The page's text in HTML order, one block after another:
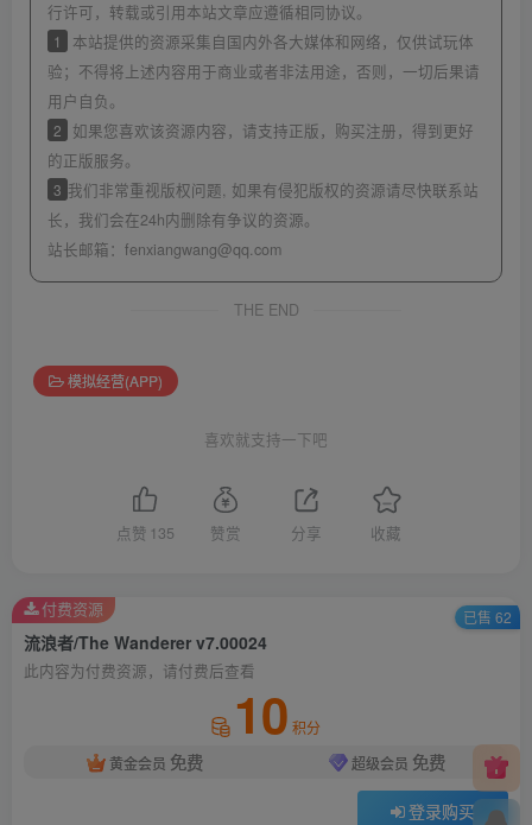
行许可，转载或引用本站文章应遵循相同协议。
1
本站提供的资源采集自国内外各大媒体和网络，仅供试玩体
验；不得将上述内容用于商业或者非法用途，否则，一切后果请
用户自负。
2
如果您喜欢该资源内容，请支持正版，购买注册，得到更好
的正版服务。
3 我们非常重视版权问题, 如果有侵犯版权的资源请尽快联系站
长，我们会在24h内删除有争议的资源。
站长邮箱： fenxiangwang@qq.com
THE END
模拟经营(APP)
喜欢就支持一下吧
点赞 135 赞赏 分享 收藏
流浪者/The Wanderer v7.00024
此内容为付费资源，请付费后查看
10 积分
黄金会员 免费 超级会员 免费
登录购买
付费资源 已售 62